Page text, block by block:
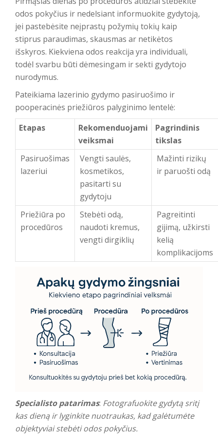
odos pokyčius ir nedelsiant informuokite gydytoją,
jei pastebėsite neįprastų požymių tokių kaip
stiprus paraudimas, skausmas ar netikėtos
išskyros. Kiekviena odos reakcija yra individuali,
todėl svarbu būti dėmesingam ir sekti gydytojo
nurodymus.
Pateikiama lazerinio gydymo pasiruošimo ir
pooperacinės priežiūros palyginimo lentelė:
Etapas
Rekomenduojami
veiksmai
Pagrindinis
tikslas
Pasiruošimas
lazeriui
Vengti saulės,
kosmetikos,
pasitarti su
gydytoju
Mažinti rizikų
ir paruošti odą
Priežiūra po
procedūros
Stebėti odą,
naudoti kremus,
vengti dirgiklių
Pagreitinti
gijimą, užkirsti
kelią
komplikacijoms
Specialisto patarimas: Fotografuokite gydytą sritį
kas dieną ir lyginkite nuotraukas, kad galėtumėte
objektyviai stebėti odos pokyčius.